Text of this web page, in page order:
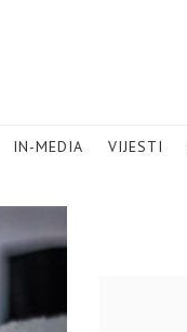
IN-MEDIA VIJESTI